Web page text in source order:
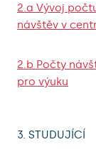
2.a Vývoj
návštěv v
2.b Počty
pro výuku
3. STUDUJÍCÍ